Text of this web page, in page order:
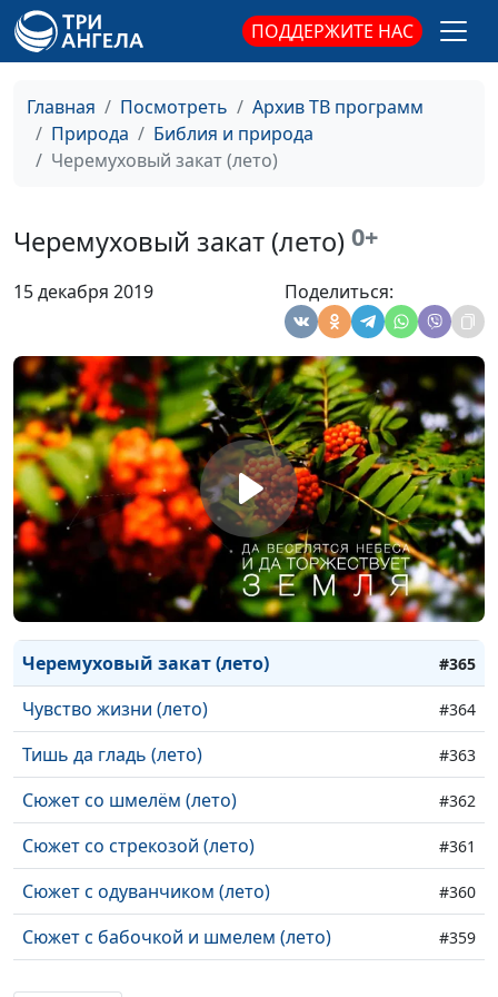
ПОДДЕРЖИТЕ НАС
Главная Посмотреть
Архив ТВ программ
Природа
Библия и природа
Черемуховый закат (лето)
Черемуховый закат (лето) 0+
15 декабря 2019 Поделиться:
Папоротник (лето) #379
Керженец (весна)
Рыбки (лето)
Лесная речка (лето)
Бабочка и шмель (лето)
Колокольчик (лето)
#372
Кижа (зима) #371
Живое Евангелие (лето) #370
Полузимник (зима) #369
Оттаявшая земля (конец марта) #368
Наперекор морозам (март) #367
Златоцвет (осень) #366
Черемуховый закат (лето) #365
Чувство жизни (лето) #364
Тишь да гладь (лето) #363
Сюжет со шмелём (лето) #362
Сюжет со стрекозой (лето) #361
Сюжет с одуванчиком (лето) #360
Сюжет с бабочкой и шмелем (лето) #359